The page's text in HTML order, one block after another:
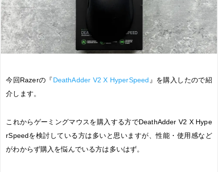
今回Razerの『DeathAdder V2 X HyperSpeed』を購入したので紹
介します。
これからゲーミングマウスを購入する方でDeathAdder V2 X Hype
rSpeedを検討している方は多いと思いますが、性能・使用感など
がわからず購入を悩んでいる方は多いはず。